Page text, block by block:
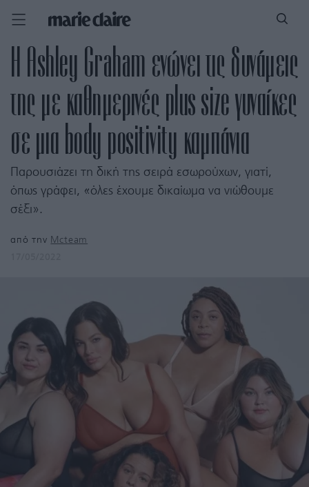
H Ashley Graham ενώνει τις δυνάμεις
της με καθημερινές plus size γυναίκες
σε μια body positivity καμπάνια
Παρουσιάζει τη δική της σειρά εσωρούχων, γιατί,
όπως γράφει, «όλες έχουμε δικαίωμα να νιώθουμε
σέξι».
από την Mcteam